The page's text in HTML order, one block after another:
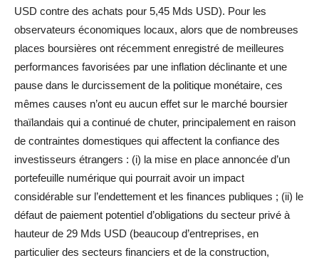
USD contre des achats pour 5,45 Mds USD). Pour les
observateurs économiques locaux, alors que de nombreuses
places boursières ont récemment enregistré de meilleures
performances favorisées par une inflation déclinante et une
pause dans le durcissement de la politique monétaire, ces
mêmes causes n’ont eu aucun effet sur le marché boursier
thaïlandais qui a continué de chuter, principalement en raison
de contraintes domestiques qui affectent la confiance des
investisseurs étrangers : (i) la mise en place annoncée d’un
portefeuille numérique qui pourrait avoir un impact
considérable sur l’endettement et les finances publiques ; (ii) le
défaut de paiement potentiel d’obligations du secteur privé à
hauteur de 29 Mds USD (beaucoup d’entreprises, en
particulier des secteurs financiers et de la construction,